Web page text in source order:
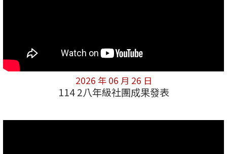
2026 年 06 月 26 日
114 2八年級社團成果發表